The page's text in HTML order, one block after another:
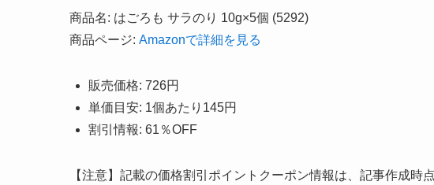
商品名: はごろも サラのり 10g×5個 (5292)
商品ページ: Amazonで詳細を見る
販売価格: 726円
単価目安: 1個あたり145円
割引情報: 61％OFF
【注意】記載の価格割引ポイントクーポン情報は、記事作成時